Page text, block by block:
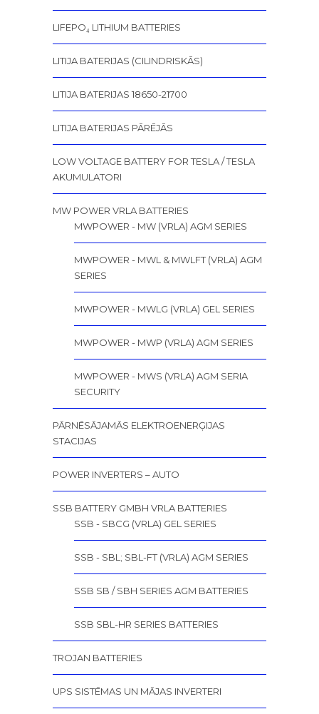
LIFEPO₄ LITHIUM BATTERIES
LITIJA BATERIJAS (CILINDRISKĀS)
LITIJA BATERIJAS 18650-21700
LITIJA BATERIJAS PĀRĒJĀS
LOW VOLTAGE BATTERY FOR TESLA / TESLA
AKUMULATORI
MW POWER VRLA BATTERIES
MWPOWER - MW (VRLA) AGM SERIES
MWPOWER - MWL & MWLFT (VRLA) AGM
SERIES
MWPOWER - MWLG (VRLA) GEL SERIES
MWPOWER - MWP (VRLA) AGM SERIES
MWPOWER - MWS (VRLA) AGM SERIA
SECURITY
PĀRNĒSĀJAMĀS ELEKTROENERĢIJAS
STACIJAS
POWER INVERTERS – AUTO
SSB BATTERY GMBH VRLA BATTERIES
SSB - SBCG (VRLA) GEL SERIES
SSB - SBL; SBL-FT (VRLA) AGM SERIES
SSB SB / SBH SERIES AGM BATTERIES
SSB SBL-HR SERIES BATTERIES
TROJAN BATTERIES
UPS SISTĒMAS UN MĀJAS INVERTERI